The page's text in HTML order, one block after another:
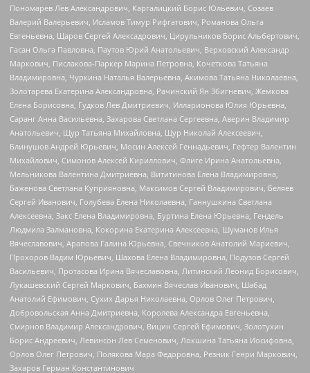
Пономарев Лев Александрович, Каргалицкий Борис Юльевич, Созаев
Валерий Валерьевич, Исламов Тимур Рифгатович, Романова Ольга
Евгеньевна, Щаров Сергей Алексадрович, Цирульников Борис Альбертович,
Гасан Ольга Павловна, Паутов Юрий Анатольевич, Верховский Александр
Маркович, Пислакова-Паркер Марина Петровна, Кочеткова Татьяна
Владимировна, Чуркина Наталья Валерьевна, Акимова Татьяна Николаевна,
Золотарева Екатерина Александровна, Рачинский Ян Збигневич, Жемкова
Елена Борисовна, Гудков Лев Дмитриевич, Илларионова Юлия Юрьевна,
Саранг Анна Васильевна, Захарова Светлана Сергеевна, Аверин Владимир
Анатольевич, Щур Татьяна Михайловна, Щур Николай Алексеевич,
Блинушов Андрей Юрьевич, Мосин Алексей Геннадьевич, Гефтер Валентин
Михайлович, Симонов Алексей Кириллович, Флиге Ирина Анатольевна,
Мельникова Валентина Дмитриевна, Вититинова Елена Владимировна,
Баженова Светлана Куприяновна, Максимов Сергей Владимирович, Беляев
Сергей Иванович, Голубева Елена Николаевна, Ганнушкина Светлана
Алексеевна, Закс Елена Владимировна, Буртина Елена Юрьевна, Гендель
Людмила Залмановна, Кокорина Екатерина Алексеевна, Шуманов Илья
Вячеславович, Арапова Галина Юрьевна, Свечников Анатолий Мариевич,
Прохоров Вадим Юрьевич, Шахова Елена Владимировна, Подузов Сергей
Васильевич, Протасова Ирина Вячеславовна, Литинский Леонид Борисович,
Лукашевский Сергей Маркович, Бахмин Вячеслав Иванович, Шабад
Анатолий Ефимович, Сухих Дарья Николаевна, Орлов Олег Петрович,
Добровольская Анна Дмитриевна, Королева Александра Евгеньевна,
Смирнов Владимир Александрович, Вицин Сергей Ефимович, Золотухин
Борис Андреевич, Левинсон Лев Семенович, Локшина Татьяна Иосифовна,
Орлов Олег Петрович, Полякова Мара Федоровна, Резник Генри Маркович,
Захаров Герман Константинович